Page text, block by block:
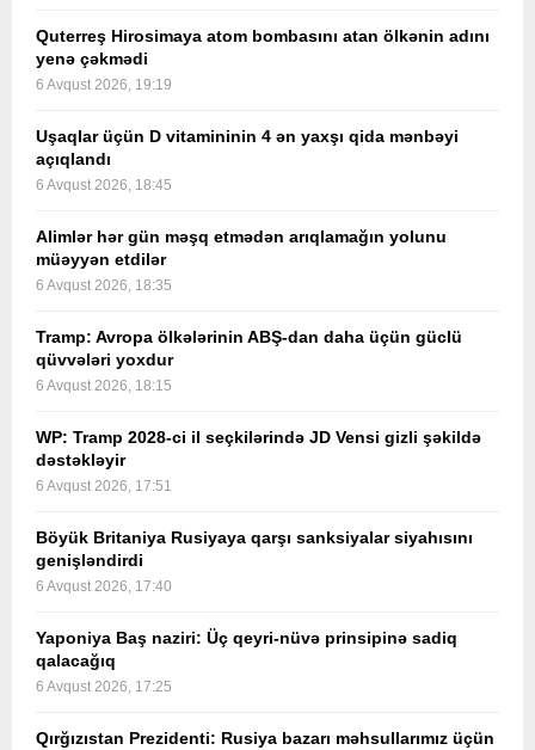
Quterreş Hirosimaya atom bombasını atan ölkənin adını
yenə çəkmədi
6 Avqust 2026, 19:19
Uşaqlar üçün D vitamininin 4 ən yaxşı qida mənbəyi
açıqlandı
6 Avqust 2026, 18:45
Alimlər hər gün məşq etmədən arıqlamağın yolunu
müəyyən etdilər
6 Avqust 2026, 18:35
Tramp: Avropa ölkələrinin ABŞ-dan daha üçün güclü
qüvvələri yoxdur
6 Avqust 2026, 18:15
WP: Tramp 2028-ci il seçkilərində JD Vensi gizli şəkildə
dəstəkləyir
6 Avqust 2026, 17:51
Böyük Britaniya Rusiyaya qarşı sanksiyalar siyahısını
genişləndirdi
6 Avqust 2026, 17:40
Yaponiya Baş naziri: Üç qeyri-nüvə prinsipinə sadiq
qalacağıq
6 Avqust 2026, 17:25
Qırğızıstan Prezidenti: Rusiya bazarı məhsullarımız üçün